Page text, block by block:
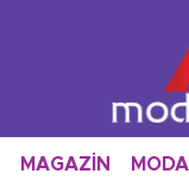
MAGAZİN MODA